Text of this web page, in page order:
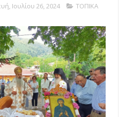
Ιουλίου 26, 2024 ΤΟΠΙΚΑ